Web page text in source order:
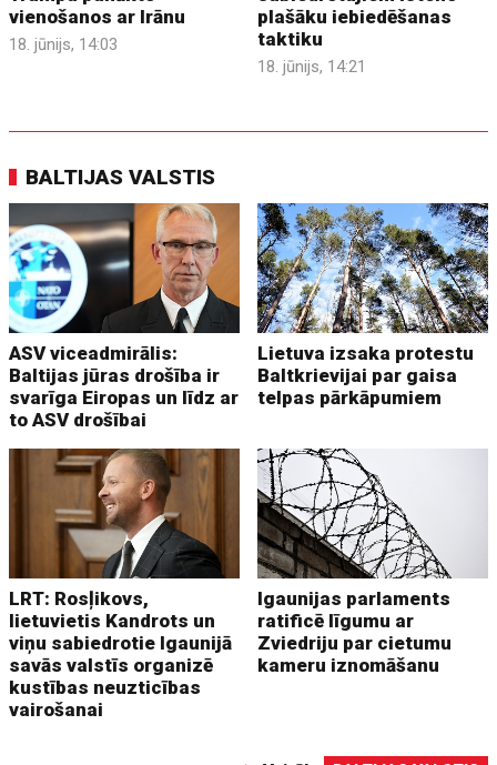
vienošanos ar Irānu
18. jūnijs, 14:03
plašāku iebiedēšanas
taktiku
18. jūnijs, 14:21
BALTIJAS VALSTIS
ASV viceadmirālis:
Baltijas jūras drošība ir
svarīga Eiropas un līdz ar
to ASV drošībai
Lietuva izsaka protestu
Baltkrievijai par gaisa
telpas pārkāpumiem
LRT: Rosļikovs,
lietuvietis Kandrots un
viņu sabiedrotie Igaunijā
savās valstīs organizē
kustības neuzticības
vairošanai
Igaunijas parlaments
ratificē līgumu ar
Zviedriju par cietumu
kameru iznomāšanu